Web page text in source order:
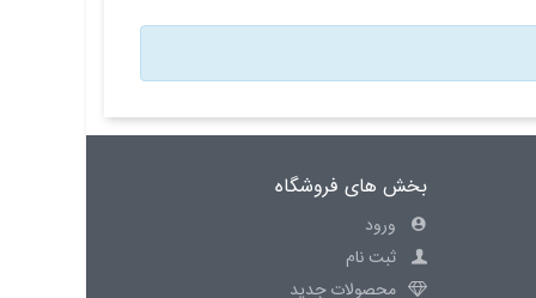
بخش های فروشگاه
ورود
ثبت نام
محصولات جدید